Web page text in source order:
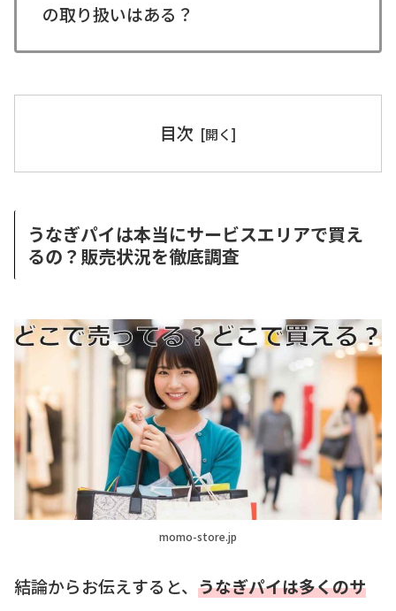
の取り扱いはある？
目次
うなぎパイは本当にサービスエリアで買え
るの？販売状況を徹底調査
momo-store.jp
結論からお伝えすると、 うなぎパイは多くのサ